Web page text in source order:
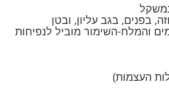
בפנים, בגב עליון, ובטן
והמלח-השימור מוביל לנפיחות
העצמות)